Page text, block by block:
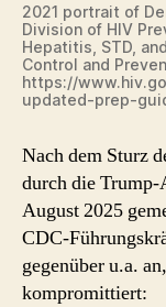
2021 portrait of
Division of HIV
Hepatitis, STD,
Control and
https://
updated-prep-
Nach dem Sturz
durch die
August 2025
CDC-
gegenüber u.a.
kompromittiert: